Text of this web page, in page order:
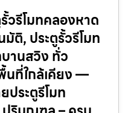
วรีโมทคลองหาด
ติ, ประตูรั้วรีโมท
บานสวิง ทั่ว
นที่ใกล้เคียง —
ประตูรีโมท